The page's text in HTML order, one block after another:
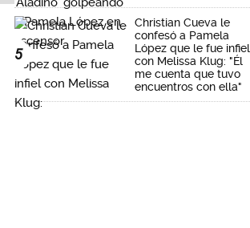
5
Christian Cueva le
confesó a Pamela
López que le fue infiel
con Melissa Klug: "Él
me cuenta que tuvo
encuentros con ella"